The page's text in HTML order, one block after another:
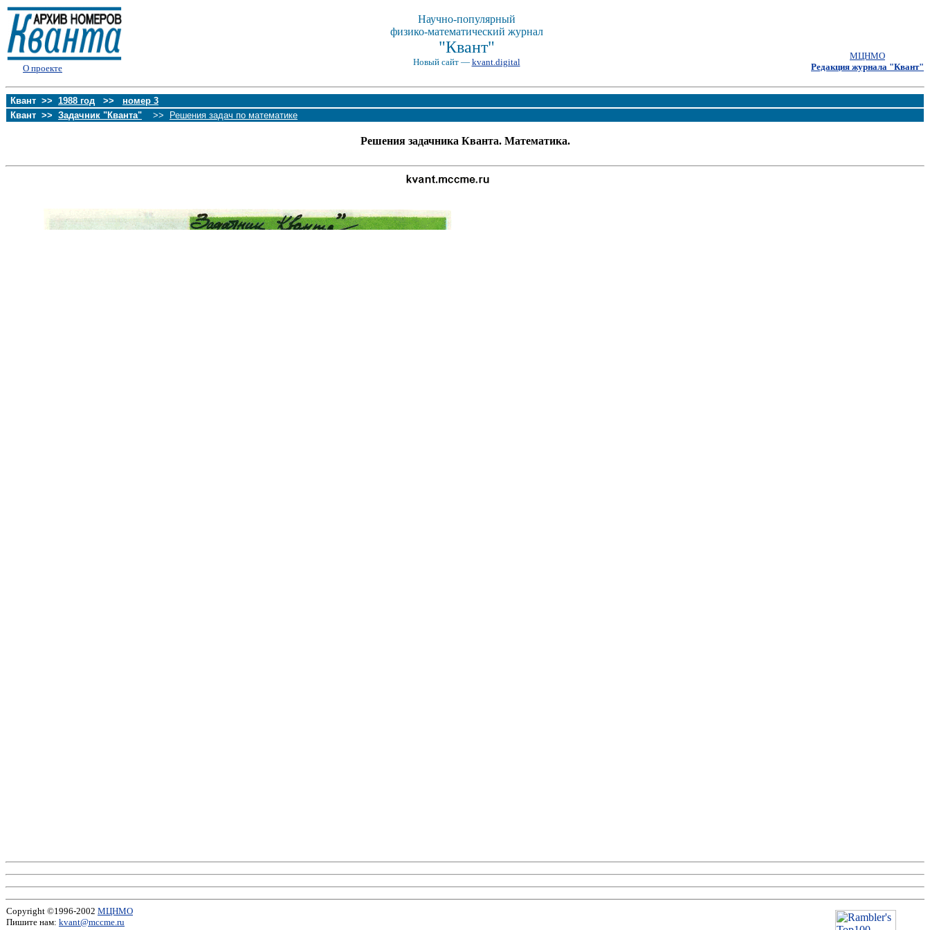
О проекте
Научно-популярный
физико-математический журнал
"Квант"
Новый сайт — kvant.digital
МЦНМО
Редакция журнала "Квант"
Квант >> 1988 год >> номер 3
Квант >> Задачник "Кванта" >> Решения задач по математике
Решения задачника Кванта. Математика.
Copyright ©1996-2002 МЦНМО
Пишите нам: kvant@mccme.ru